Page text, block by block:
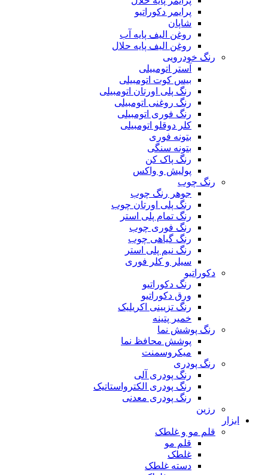
پرایمر دکوراتیو
شاپان
روغن الیف پایه آب
روغن الیف پایه حلال
رنگ خودرویی
آستر اتومبیلی
بیس کوت اتومبیلی
رنگ پلی اورتان اتومبیلی
رنگ روغنی اتومبیلی
رنگ فوری اتومبیلی
کلر دوقلو اتومبیلی
بتونه فوری
بتونه سنگی
رنگ پاک کن
پولیش و واکس
رنگ چوب
جوهر رنگ چوب
رنگ پلی اورتان چوب
رنگ تمام پلی استر
رنگ فوری چوب
رنگ گیاهی چوب
رنگ نیم پلی استر
سیلر و کلر فوری
دکوراتیو
رنگ دکوراتیو
ورق دکوراتیو
رنگ تزیینی اکریلیک
خمیر پتینه
رنگ پوشش نما
پوشش محافظ نما
میکروسمنت
رنگ پودری
رنگ پودری آلی
رنگ پودری الکترواستاتیک
رنگ پودری معدنی
رزین
ابزار
قلم مو و غلطک
قلم مو
غلطک
دسته غلطک